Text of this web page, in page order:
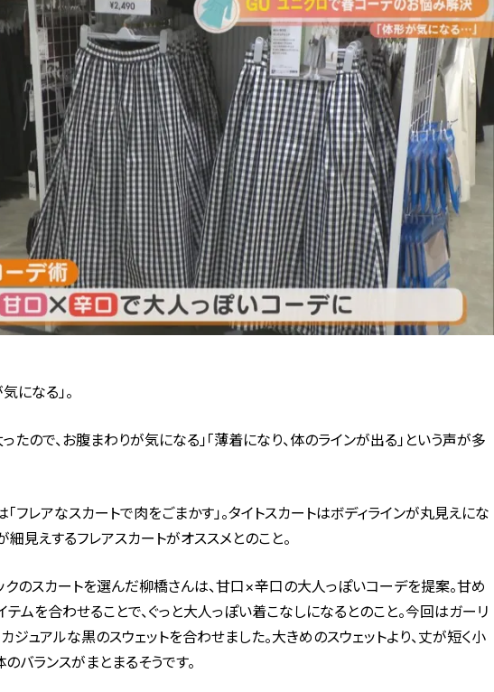
になる」。
たので、お腹まわりが気になる」「薄着になり、体のラインが出る」という声が多
フレアなスカートで肉をごまかす」。タイトスカートはボディラインが丸見えにな
見えするフレアスカートがオススメとのこと。
クのスカートを選んだ柳橋さんは、甘口×辛口の大人っぽいコーデを提案。甘め
ムを合わせることで、ぐっと大人っぽい着こなしになるとのこと。今回はガーリ
ジュアルな黒のスウェットを合わせました。大きめのスウェットより、丈が短く小
バランスがまとまるそうです。